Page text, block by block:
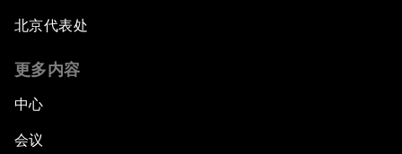
北京代表处
更多内容
中心
会议